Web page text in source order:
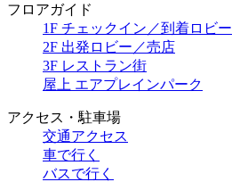
フロアガイド
1F チェックイン／到着ロビー
2F 出発ロビー／売店
3F レストラン街
屋上 エアプレインパーク
アクセス・駐車場
交通アクセス
車で行く
バスで行く